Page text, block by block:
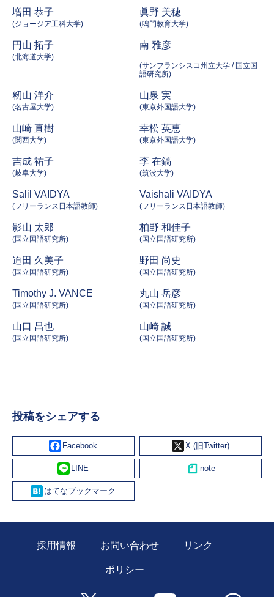
増田 恭子
(ジョージア工科大学)
眞野 美穂
(鳴門教育大学)
円山 拓子
(北海道大学)
南 雅彦
(サンフランシスコ州立大学 / 国立国
語研究所)
籾山 洋介
(名古屋大学)
山泉 実
(東京外国語大学)
山崎 直樹
(関西大学)
幸松 英恵
(東京外国語大学)
吉成 祐子
(岐阜大学)
李 在鎬
(筑波大学)
Salil VAIDYA
(フリーランス日本語教師)
Vaishali VAIDYA
(フリーランス日本語教師)
影山 太郎
(国立国語研究所)
柏野 和佳子
(国立国語研究所)
迫田 久美子
(国立国語研究所)
野田 尚史
(国立国語研究所)
Timothy J. VANCE
(国立国語研究所)
丸山 岳彦
(国立国語研究所)
山口 昌也
(国立国語研究所)
山崎 誠
(国立国語研究所)
投稿をシェアする
Facebook X
Line
Hatena
採用情報 お問い合わせ リンク
ポリシー